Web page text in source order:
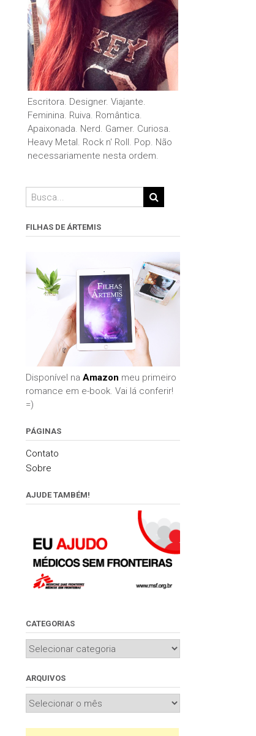
Escritora. Designer. Viajante.
Feminina. Ruiva. Romântica.
Apaixonada. Nerd. Gamer. Curiosa.
Heavy Metal. Rock n' Roll. Pop. Não
necessariamente nesta ordem.
FILHAS DE ÁRTEMIS
Disponível na Amazon meu primeiro
romance em e-book. Vai lá conferir!
=)
PÁGINAS
Contato
Sobre
AJUDE TAMBÉM!
CATEGORIAS
Categorias
ARQUIVOS
Arquivos